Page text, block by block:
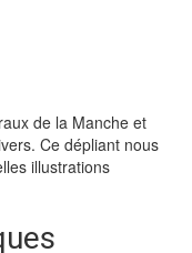
de la Manche et
Ce dépliant nous
illustrations